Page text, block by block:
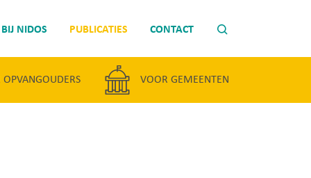
NIDOS PUBLICATIES CONTACT
VOOR GEMEENTEN